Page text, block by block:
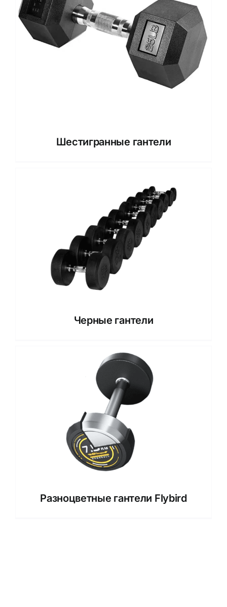
Шестигранные гантели
Черные гантели
Разноцветные гантели Flybird